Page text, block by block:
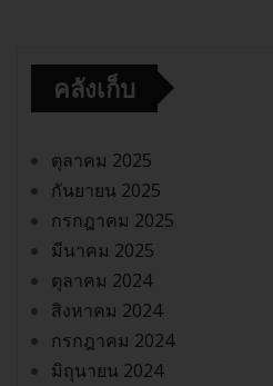
คลังเก็บ
ตุลาคม 2025
กันยายน 2025
กรกฎาคม 2025
มีนาคม 2025
ตุลาคม 2024
สิงหาคม 2024
กรกฎาคม 2024
มิถุนายน 2024